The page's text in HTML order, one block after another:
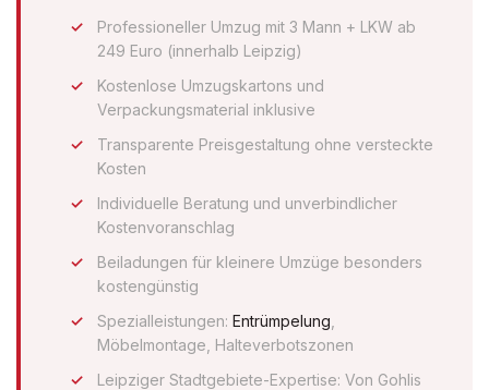
Professioneller Umzug mit 3 Mann + LKW ab
249 Euro (innerhalb Leipzig)
Kostenlose Umzugskartons und
Verpackungsmaterial inklusive
Transparente Preisgestaltung ohne versteckte
Kosten
Individuelle Beratung und unverbindlicher
Kostenvoranschlag
Beiladungen für kleinere Umzüge besonders
kostengünstig
Spezialleistungen: Entrümpelung
Möbelmontage, Halteverbotszonen
Leipziger Stadtgebiete-Expertise: Von Gohlis